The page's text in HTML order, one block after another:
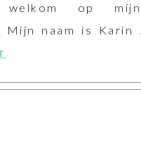
op
Mijn naam is Karin